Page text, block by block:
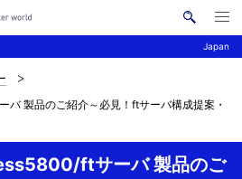
Japan
イ
検
メ
ニ
ュ
く
バ 製品のご紹介～必見！ftサーバ構成提案・
ftサーバ 製品のご